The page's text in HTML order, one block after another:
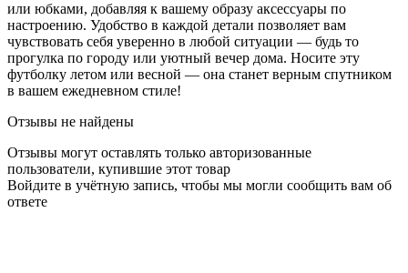
или юбками, добавляя к вашему образу аксессуары по
настроению. Удобство в каждой детали позволяет вам
чувствовать себя уверенно в любой ситуации — будь то
прогулка по городу или уютный вечер дома. Носите эту
футболку летом или весной — она станет верным спутником
в вашем ежедневном стиле!
Отзывы не найдены
Отзывы могут оставлять только авторизованные
пользователи, купившие этот товар
Войдите в учётную запись, чтобы мы могли сообщить вам об
ответе